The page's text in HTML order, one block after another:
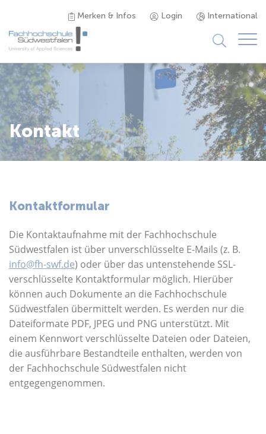
Merken & Infos Login International
Studieninteressierte
Studienangebot
Studierende
Karriere
Über uns
Kontakt
Kontaktformular
Die Kontaktaufnahme mit der Fachhochschule
Südwestfalen ist über unverschlüsselte E-Mails (z. B.
info@fh-swf.de) oder über das untenstehende SSL-
verschlüsselte Kontaktformular möglich. Hierüber
können auch Dokumente an die Fachhochschule
Südwestfalen übermittelt werden. Es werden nur die
Dateiformate PDF, JPEG und PNG unterstützt. Mit
einem Kennwort verschlüsselte Dateien oder Dateien,
die ausführbare Bestandteile enthalten, werden von
der Fachhochschule Südwestfalen nicht
entgegengenommen.